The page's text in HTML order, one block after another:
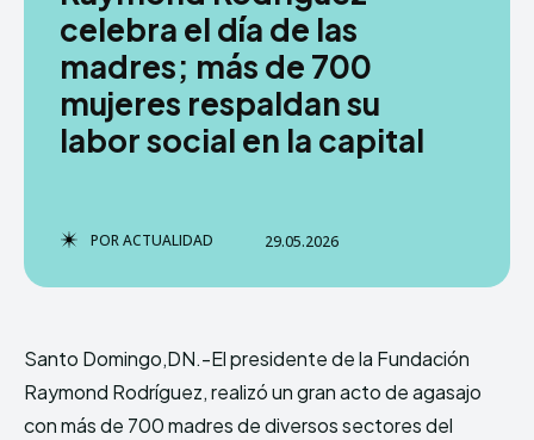
TERMS & CONDITIONS
PRIVACY POLICY
NEWSLETTER
DMCA ABOUT US
EchoVerse
Comparte esto:
Facebook X
TERMS & CONDITIONS
PRIVACY POLICY
NEWSLETTER
DMCA ABOUT US
EchoVerse
Comparte esto:
Facebook X
celebra el día de las
madres; más de 700
mujeres respaldan su
labor social en la capital
PORACTUALIDAD 29.05.2026
Santo Domingo,DN.-El presidente de la Fundación
Raymond Rodríguez, realizó un gran acto de agasajo
con más de 700 madres de diversos sectores del